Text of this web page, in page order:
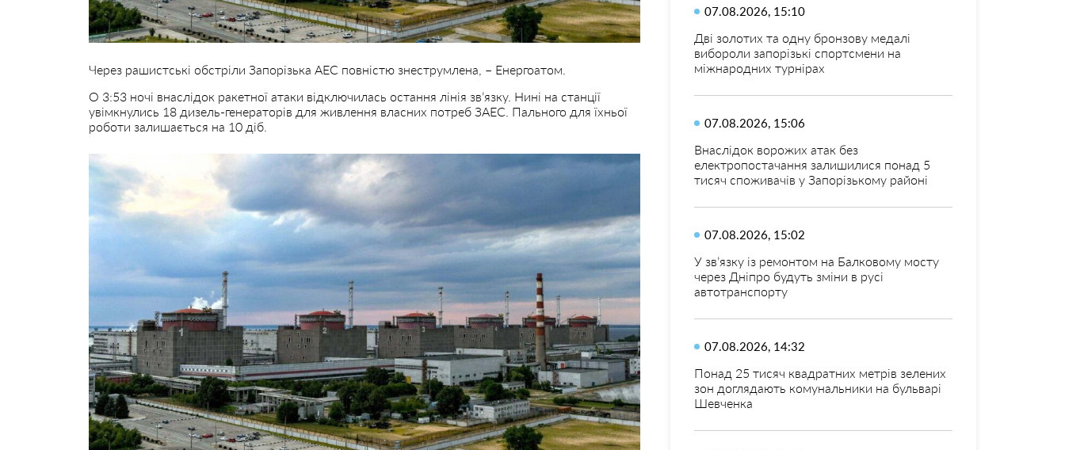
Через рашистські обстріли Запорізька АЕС повністю знеструмлена, – Енергоатом.
О 3:53 ночі внаслідок ракетної атаки відключилась остання лінія зв’язку. Нині на станції
увімкнулись 18 дизель-генераторів для живлення власних потреб ЗАЕС. Пального для їхньої
роботи залишається на 10 діб.
07.08.2026, 15:10
Дві золотих та одну бронзову медалі
вибороли запорізькі спортсмени на
міжнародних турнірах
07.08.2026, 15:06
Внаслідок ворожих атак без
електропостачання залишилися понад 5
тисяч споживачів у Запорізькому районі
07.08.2026, 15:02
У зв’язку із ремонтом на Балковому мосту
через Дніпро будуть зміни в русі
автотранспорту
07.08.2026, 14:32
Понад 25 тисяч квадратних метрів зелених
зон доглядають комунальники на бульварі
Шевченка